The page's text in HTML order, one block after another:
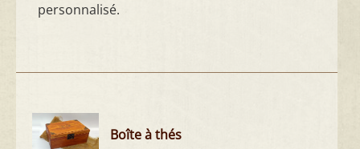
personnalisé.
Boîte à thés